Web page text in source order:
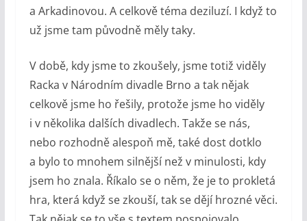
a Arkadinovou. A celkově téma deziluzí. I když to
už jsme tam původně měly taky.
V době, kdy jsme to zkoušely, jsme totiž viděly
Racka v Národním divadle Brno a tak nějak
celkově jsme ho řešily, protože jsme ho viděly
i v několika dalších divadlech. Takže se nás,
nebo rozhodně alespoň mě, také dost dotklo
a bylo to mnohem silnější než v minulosti, kdy
jsem ho znala. Říkalo se o něm, že je to prokletá
hra, která když se zkouší, tak se dějí hrozné věci.